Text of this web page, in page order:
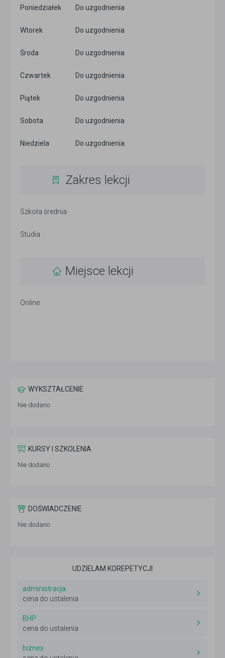
Poniedziałek Do uzgodnienia
Wtorek Do uzgodnienia
Środa Do uzgodnienia
Czwartek Do uzgodnienia
Piątek Do uzgodnienia
Sobota Do uzgodnienia
Niedziela Do uzgodnienia
Zakres lekcji
Szkoła średnia
Studia
Miejsce lekcji
Online
WYKSZTAŁCENIE
Nie dodano
KURSY I SZKOLENIA
Nie dodano
DOŚWIADCZENIE
Nie dodano
UDZIELAM KOREPETYCJI
administracja
cena do ustalenia
BHP
cena do ustalenia
biznes